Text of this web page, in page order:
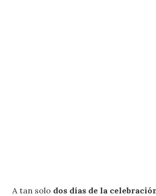
A tan solo dos días de la